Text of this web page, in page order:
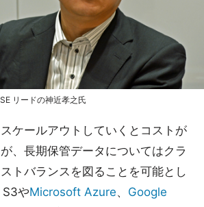
リードの神近孝之氏
ケールアウトしていくとコストが
、長期保管データについてはクラ
トバランスを図ることを可能とし
S3やMicrosoft Azure、 Google